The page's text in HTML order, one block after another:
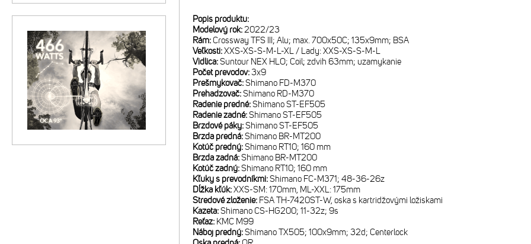
Popis produktu:
Modelový rok:2022/23
Rám:Crossway TFS III; Alu; max. 700x50C; 135x9mm; BSA
Veľkosti:XXS-XS-S-M-L-XL / Lady: XXS-XS-S-M-L
Vidlica:Suntour NEX HLO; Coil; zdvih 63mm; uzamykanie
Počet prevodov:3x9
Prešmykovač:Shimano FD-M370
Prehadzovač:Shimano RD-M370
Radenie predné:Shimano ST-EF505
Radenie zadné:Shimano ST-EF505
Brzdové páky:Shimano ST-EF505
Brzda predná:Shimano BR-MT200
Kotúč predný:Shimano RT10; 160 mm
Brzda zadná:Shimano BR-MT200
Kotúč zadný:Shimano RT10; 160 mm
Kľuky s prevodníkmi:Shimano FC-M371; 48-36-26z
Dĺžka kľúk:XXS-SM: 170mm, ML-XXL: 175mm
Stredové zloženie: FSA TH-7420ST-W, oska s kartridžovými ložiskami
Kazeta:Shimano CS-HG200; 11-32z; 9s
Reťaz: KMC M99
Náboj predný:Shimano TX505; 100x9mm; 32d; Centerlock